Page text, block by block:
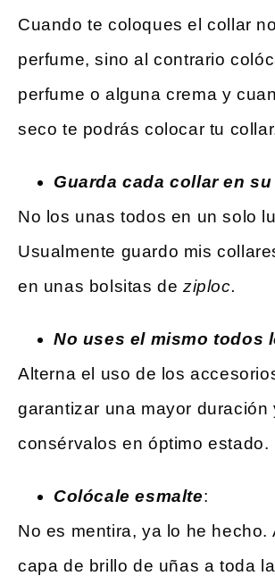
Cuando te coloques el collar
perfume, sino al contrario
perfume o alguna crema y
seco te podrás colocar tu
Guarda cada collar en
No los unas todos en un solo
Usualmente guardo mis
en unas bolsitas deziploc.
No uses el mismo todos
Alterna el uso de los
garantizar una mayor duración
consérvalos en óptimo estado.
Colócale esmalte:
No es mentira, ya lo he hecho.
capa de brillo de uñas a toda